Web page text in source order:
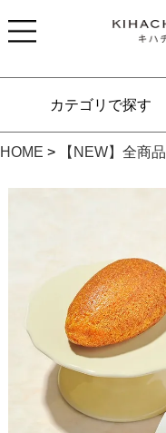
カテゴリで探す
HOME 【NEW】全商品